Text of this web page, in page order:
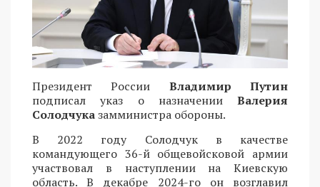
Президент России Владимир Путин
подписал указ о назначенииВалерия
Солодчуказамминистра обороны.
В 2022 году Солодчук в качестве
командующего 36-й общевойсковой армии
участвовал в наступлении на Киевскую
область. В декабре 2024-го он возглавил